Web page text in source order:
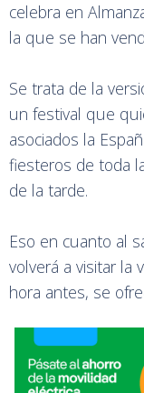
celebra en
la que se han
Se trata de la
un festival que
asociados la
fiesteros de toda
de la tarde.
Eso en cuanto al
volverá a visitar la
hora antes, se